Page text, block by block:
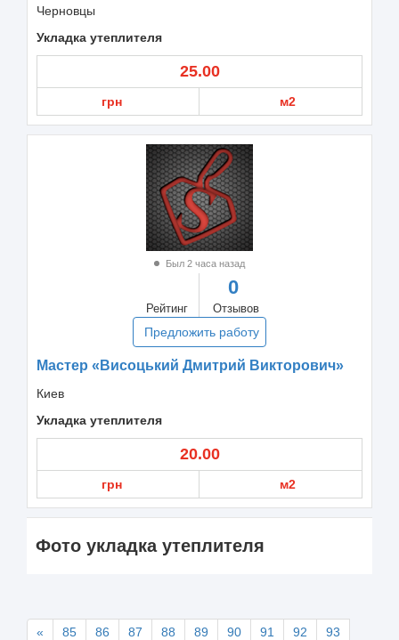
Черновцы
Укладка утеплителя
25.00
грн м2
Был 2 часа назад
Рейтинг
0
Отзывов
Предложить работу
Мастер «Висоцький Дмитрий Викторович»
Киев
Укладка утеплителя
20.00
грн м2
Фото укладка утеплителя
« 85 86 87 88 89 90 91 92
93